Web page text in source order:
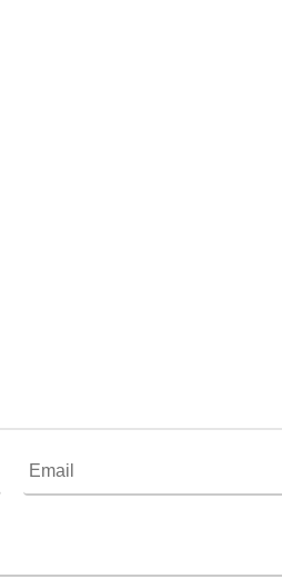
Email